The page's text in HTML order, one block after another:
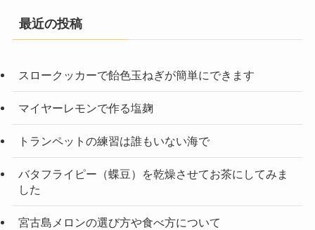
最近の投稿
スロークッカーで飴色玉ねぎが簡単にできます
マイヤーレモンで作る塩麹
トランペットの練習は誰もいない海で
バタフライピー（蝶豆）を乾燥させてお茶にしてみま
した
宮古島メロンの選び方や食べ方について